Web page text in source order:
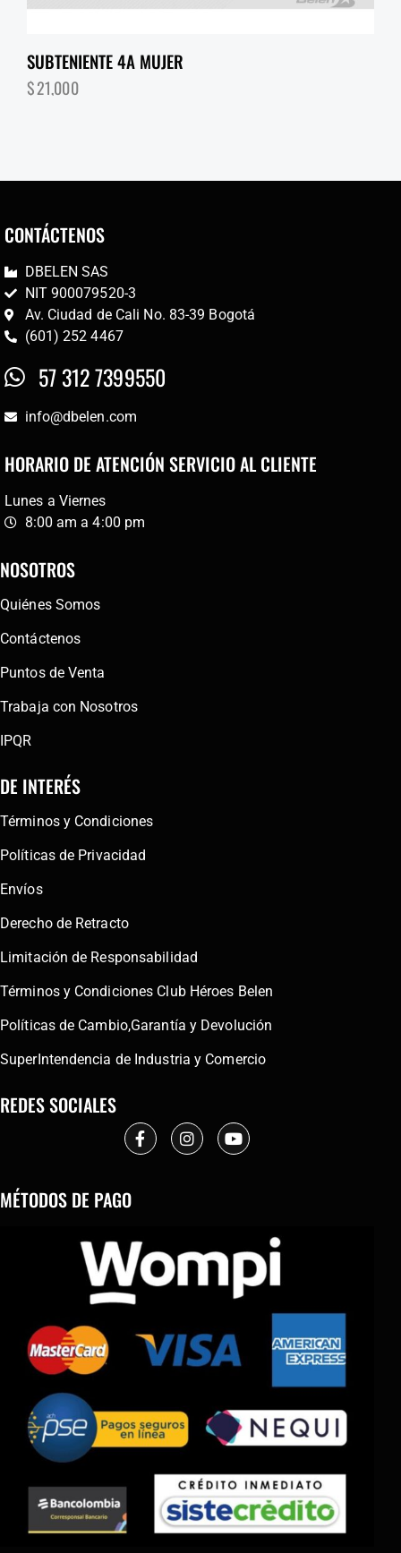
SUBTENIENTE 4A MUJER
$21,000
CONTÁCTENOS
DBELEN SAS
NIT 900079520-3
Av. Ciudad de Cali No. 83-39 Bogotá
(601) 252 4467
57 312 7399550
info@dbelen.com
HORARIO DE ATENCIÓN SERVICIO AL CLIENTE
Lunes a Viernes
8:00 am a 4:00 pm
NOSOTROS
Quiénes Somos
Contáctenos
Puntos de Venta
Trabaja con Nosotros
IPQR
DE INTERÉS
Términos y Condiciones
Políticas de Privacidad
Envíos
Derecho de Retracto
Limitación de Responsabilidad
Términos y Condiciones Club Héroes Belen
Políticas de Cambio,Garantía y Devolución
SuperIntendencia de Industria y Comercio
REDES SOCIALES
MÉTODOS DE PAGO